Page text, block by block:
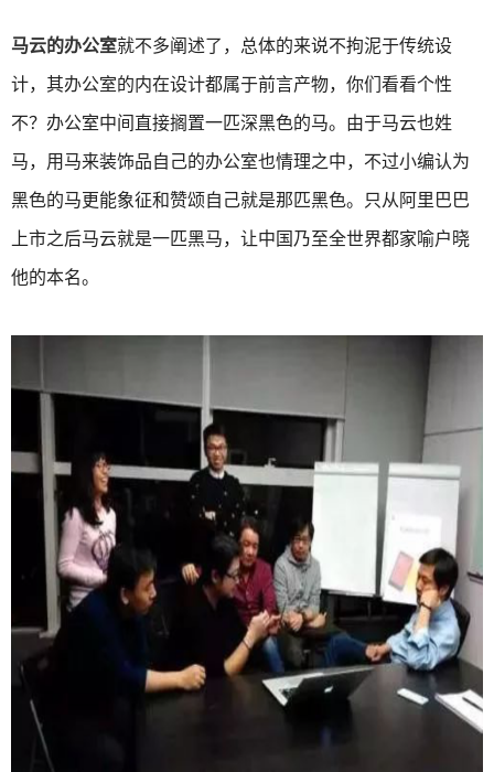
马云的办公室就不多阐述了，总体的来说不拘泥于传统设
计，其办公室的内在设计都属于前言产物，你们看看个性
不？办公室中间直接搁置一匹深黑色的马。由于马云也姓
马，用马来装饰品自己的办公室也情理之中，不过小编认为
黑色的马更能象征和赞颂自己就是那匹黑色。只从阿里巴巴
上市之后马云就是一匹黑马，让中国乃至全世界都家喻户晓
他的本名。